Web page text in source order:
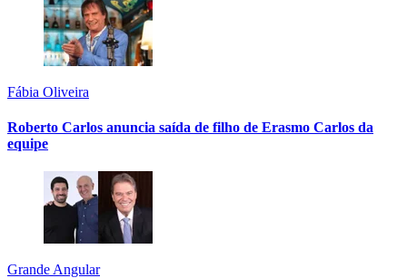
Fábia Oliveira
Roberto Carlos anuncia saída de filho de Erasmo Carlos da
equipe
Grande Angular